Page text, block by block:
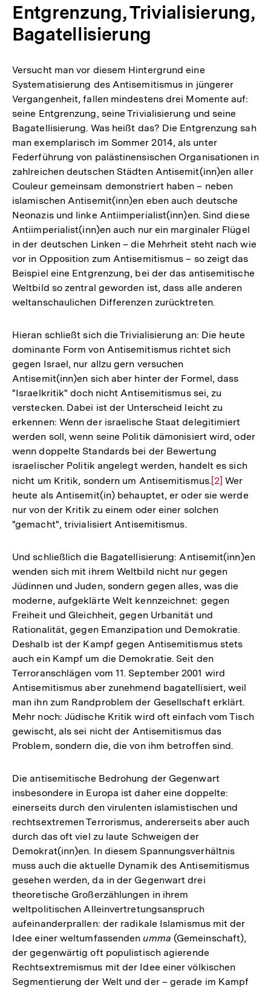
Entgrenzung, Trivialisierung,
Bagatellisierung
Versucht man vor diesem Hintergrund eine
Systematisierung des Antisemitismus in jüngerer
Vergangenheit, fallen mindestens drei Momente auf:
seine Entgrenzung, seine Trivialisierung und seine
Bagatellisierung. Was heißt das? Die Entgrenzung sah
man exemplarisch im Sommer 2014, als unter
Federführung von palästinensischen Organisationen in
zahlreichen deutschen Städten Antisemit(inn)en aller
Couleur gemeinsam demonstriert haben – neben
islamischen Antisemit(inn)en eben auch deutsche
Neonazis und linke Antiimperialist(inn)en. Sind diese
Antiimperialist(inn)en auch nur ein marginaler Flügel
in der deutschen Linken – die Mehrheit steht nach wie
vor in Opposition zum Antisemitismus – so zeigt das
Beispiel eine Entgrenzung, bei der das antisemitische
Weltbild so zentral geworden ist, dass alle anderen
weltanschaulichen Differenzen zurücktreten.
Hieran schließt sich die Trivialisierung an: Die heute
dominante Form von Antisemitismus richtet sich
gegen Israel, nur allzu gern versuchen
Antisemit(inn)en sich aber hinter der Formel, dass
"Israelkritik" doch nicht Antisemitismus sei, zu
verstecken. Dabei ist der Unterscheid leicht zu
erkennen: Wenn der israelische Staat delegitimiert
werden soll, wenn seine Politik dämonisiert wird, oder
wenn doppelte Standards bei der Bewertung
israelischer Politik angelegt werden, handelt es sich
nicht um Kritik, sondern um Antisemitismus.Zur
Auflösung
der
[2] Wer
heute als Antisemit(in) behauptet, er oder sie werde
nur von der Kritik zu einem oder einer solchen
"gemacht", trivialisiert Antisemitismus.
Und schließlich die Bagatellisierung: Antisemit(inn)en
wenden sich mit ihrem Weltbild nicht nur gegen
Jüdinnen und Juden, sondern gegen alles, was die
moderne, aufgeklärte Welt kennzeichnet: gegen
Freiheit und Gleichheit, gegen Urbanität und
Rationalität, gegen Emanzipation und Demokratie.
Deshalb ist der Kampf gegen Antisemitismus stets
auch ein Kampf um die Demokratie. Seit den
Terroranschlägen vom 11. September 2001 wird
Antisemitismus aber zunehmend bagatellisiert, weil
man ihn zum Randproblem der Gesellschaft erklärt.
Mehr noch: Jüdische Kritik wird oft einfach vom Tisch
gewischt, als sei nicht der Antisemitismus das
Problem, sondern die, die von ihm betroffen sind.
Die antisemitische Bedrohung der Gegenwart
insbesondere in Europa ist daher eine doppelte:
einerseits durch den virulenten islamistischen und
rechtsextremen Terrorismus, andererseits aber auch
durch das oft viel zu laute Schweigen der
Demokrat(inn)en. In diesem Spannungsverhältnis
muss auch die aktuelle Dynamik des Antisemitismus
gesehen werden, da in der Gegenwart drei
theoretische Großerzählungen in ihrem
weltpolitischen Alleinvertretungsanspruch
aufeinanderprallen: der radikale Islamismus mit der
Idee einer weltumfassenden umma (Gemeinschaft),
der gegenwärtig oft populistisch agierende
Rechtsextremismus mit der Idee einer völkischen
Segmentierung der Welt und der – gerade im Kampf